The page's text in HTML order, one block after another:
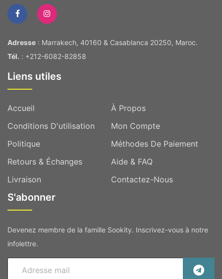
Adresse : Marrakech, 40160 & Casablanca 20250, Maroc.
Tél. : +212-6082-82858
Liens utiles
Accueil
À Propos
Conditions D'utilisation
Mon Compte
Politique
Méthodes De Paiement
Retours & Échanges
Aide & FAQ
Livraison
Contactez-Nous
S'abonner
Devenez membre de la famille Sookity. Inscrivez-vous à notre
infolettre.